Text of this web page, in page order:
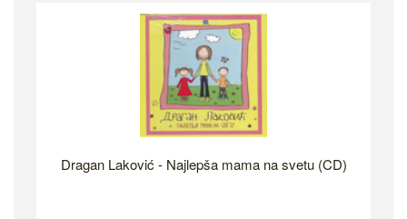
Dragan Laković - Najlepša mama na svetu (CD)